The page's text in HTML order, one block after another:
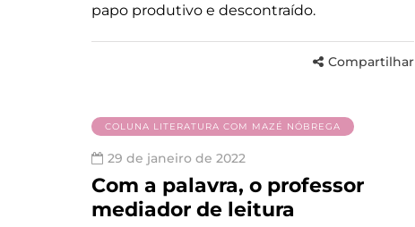
papo produtivo e descontraído.
Compartilhar
COLUNA LITERATURA COM MAZÉ NÓBREGA
29 de janeiro de 2022
Com a palavra, o professor
mediador de leitura